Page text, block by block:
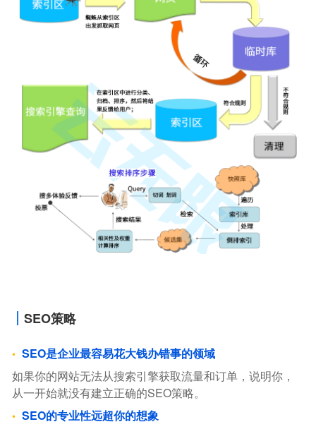
SEO策略
SEO是企业最容易花大钱办错事的领域
如果你的网站无法从搜索引擎获取流量和订单，说明你，
从一开始就没有建立正确的SEO策略。
SEO的专业性远超你的想象